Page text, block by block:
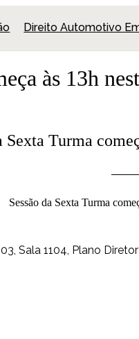
Direito Automotivo
às 13h
Sexta Turma
Sessão da Sexta Turma
Sala 1104, Plano